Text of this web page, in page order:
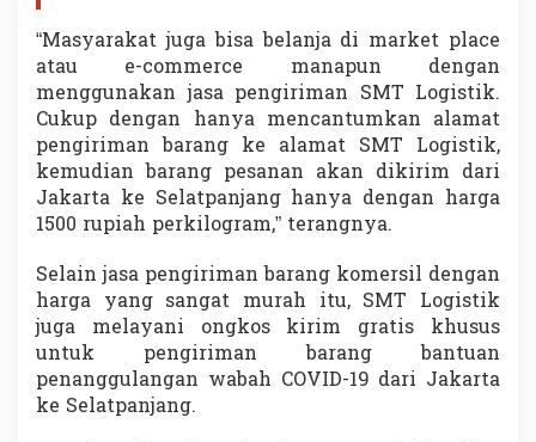
“Masyarakat juga bisa belanja di market place
atau e-commerce manapun dengan
menggunakan jasa pengiriman SMT Logistik.
Cukup dengan hanya mencantumkan alamat
pengiriman barang ke alamat SMT Logistik,
kemudian barang pesanan akan dikirim dari
Jakarta ke Selatpanjang hanya dengan harga
1500 rupiah perkilogram,” terangnya.
Selain jasa pengiriman barang komersil dengan
harga yang sangat murah itu, SMT Logistik
juga melayani ongkos kirim gratis khusus
untuk pengiriman barang bantuan
penanggulangan wabah COVID-19 dari Jakarta
ke Selatpanjang.